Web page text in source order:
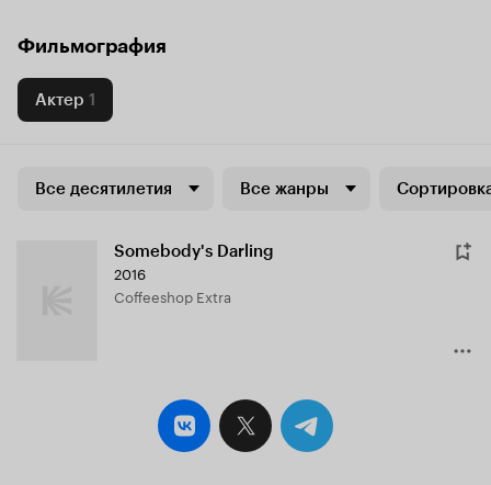
Фильмография
Актер 1
Все десятилетия Все жанры
Somebody's Darling
2016
Coffeeshop Extra